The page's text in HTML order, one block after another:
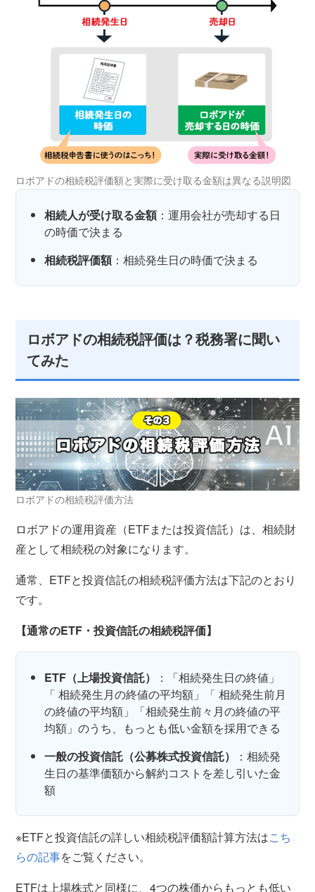
ロボアドの相続税評価額と実際に受け取る金額は異なる説明図
相続人が受け取る金額：運用会社が売却する日
の時価で決まる
相続税評価額：相続発生日の時価で決まる
ロボアドの相続税評価は？税務署に聞い
てみた
ロボアドの相続税評価方法
ロボアドの運用資産（ETFまたは投資信託）は、相続財
産として相続税の対象になります。
通常、ETFと投資信託の相続税評価方法は下記のとおり
です。
【通常のETF・投資信託の相続税評価】
ETF（上場投資信託）
：「相続発生日の終値」
「 相続発生月の終値の平均額」「 相続発生前月
の終値の平均額」「相続発生前々月の終値の平
均額」のうち、もっとも低い金額を採用できる
一般の投資信託（公募株式投資信託）
：相続発
生日の基準価額から解約コストを差し引いた金
額
※ETFと投資信託の詳しい相続税評価額計算方法はこち
らの記事をご覧ください。
ETFは上場株式と同様に、4つの株価からもっとも低い